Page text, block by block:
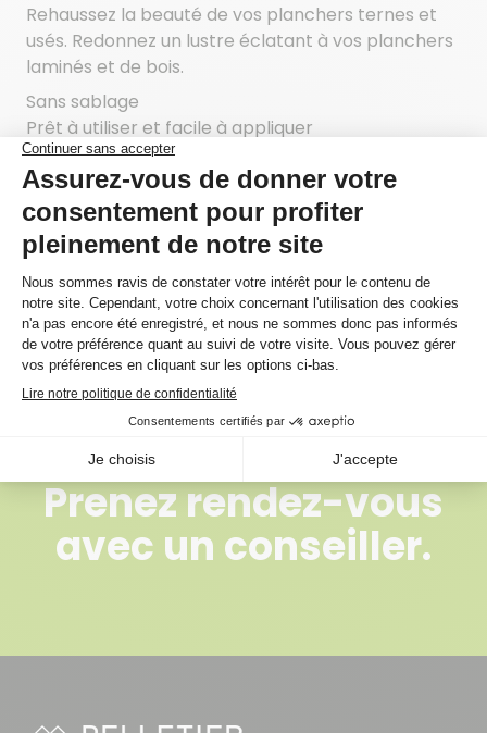
Rehaussez la beauté de vos planchers ternes et
usés. Redonnez un lustre éclatant à vos planchers
laminés et de bois.
Sans sablage
Prêt à utiliser et facile à appliquer
S’applique sur tous les types de vernis
Sans odeur
Solution permanente
Pour un résultat optimal, utilisez Préparation de
surface pour planchers de bois et laminés avant
l'application
Taux de lustre : Semi-brillant (40%)
Faible teneur en COV
Prenez rendez-vous
avec un conseiller.